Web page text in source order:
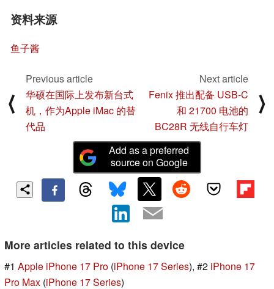
资料来源
鱼子酱
⟨
Previous article
华硕在国际上发布新台式
机，作为Apple iMac 的替
代品
Next article
Fenix 推出配备 USB-C
和 21700 电池的
BC28R 无线自行车灯
⟩
Add as a preferred
source on Google
More articles related to this device
#1 Apple iPhone 17 Pro (iPhone 17 Series), #2 iPhone 17
Pro Max (iPhone 17 Series)